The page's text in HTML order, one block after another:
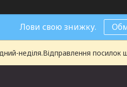
Лови свою знижку.
неділя.Відправлення посилок